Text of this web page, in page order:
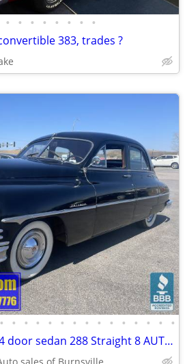
• • • • • • • •
383, trades ?
• • • • • • • • • • • • • • •
1950 Packard 8 Eight 4 door sedan 288 Straight 8 AUTO runs great !